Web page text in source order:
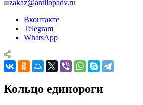
zakaz@antilopadv.ru
Вконтакте
Telegram
WhatsApp
Кольцо единороги